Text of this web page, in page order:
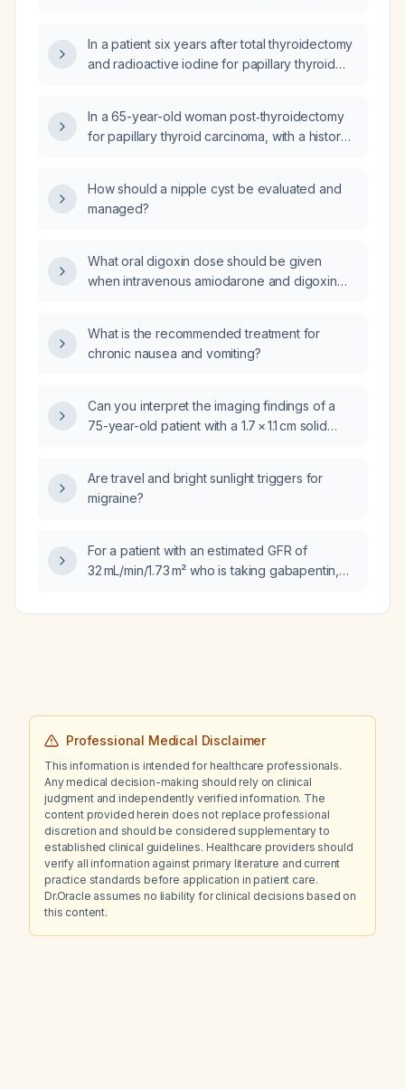
level of 2.93 ng/dL, how should the
levothyroxine dose be adjusted?
In a patient six years after total thyroidectomy
and radioactive iodine for papillary thyroid
hypothyroidism or the absence of a thyroid
cause hoarseness?
In a 65-year-old woman post‑thyroidectomy
for papillary thyroid carcinoma, with a history
low magnesium, and low potassium, what is
the most likely cause of these electrolyte
How should a nipple cyst be evaluated and
managed?
What oral digoxin dose should be given
when intravenous amiodarone and digoxin
What is the recommended treatment for
chronic nausea and vomiting?
Can you interpret the imaging findings of a
75-year-old patient with a 1.7 × 1.1 cm solid
other parotid neoplasm, and advise on
appropriate referral and management?
Are travel and bright sunlight triggers for
migraine?
For a patient with an estimated GFR of
32 mL/min/1.73 m² who is taking gabapentin,
lisinopril, lorazepam, trazodone, atorvastatin,
Professional Medical Disclaimer
This information is intended for healthcare professionals.
Any medical decision-making should rely on clinical
judgment and independently verified information. The
content provided herein does not replace professional
discretion and should be considered supplementary to
established clinical guidelines. Healthcare providers should
verify all information against primary literature and current
practice standards before application in patient care.
Dr.Oracle assumes no liability for clinical decisions based on
this content.